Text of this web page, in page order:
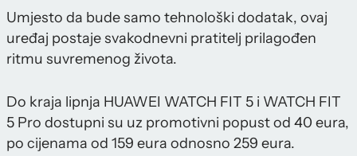
Umjesto da bude samo tehnološki dodatak, ovaj
uređaj postaje svakodnevni pratitelj prilagođen
ritmu suvremenog života.
Do kraja lipnja HUAWEI WATCH FIT 5 i WATCH FIT
5 Pro dostupni su uz promotivni popust od 40 eura,
po cijenama od 159 eura odnosno 259 eura.